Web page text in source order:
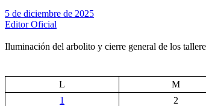
5 de diciembre de 2025
Editor Oficial
Iluminación del arbolito y cierre general de los
L
M
1
2